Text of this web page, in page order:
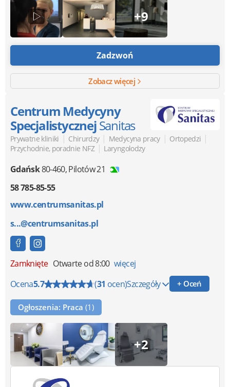
+9
Zadzwoń
Zobacz więcej
Centrum Medycyny
SpecjalistycznejSanitas
Prywatne kliniki | Chirurdzy | Medycyna pracy | Ortopedzi |
Przychodnie, poradnie NFZ | Laryngolodzy
Gdańsk80-460,Pilotów 21
58 785-85-55
www.centrumsanitas.pl
s...@centrumsanitas.pl
Zamknięte Otwarte od 8:00 więcej
Ocena5.7 (31 ocen)Szczegóły + Oceń
Ogłoszenia: Praca (1)
+2